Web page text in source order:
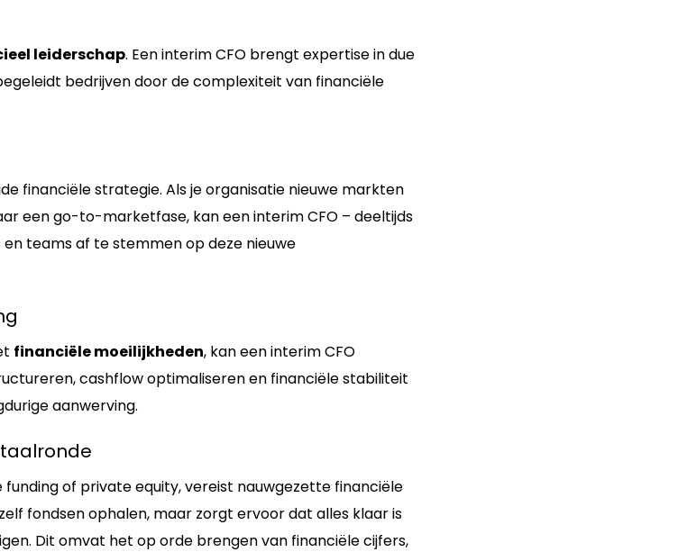
leiderschap. Een interim CFO brengt expertise in due
bedrijven door de complexiteit van financiële
financiële strategie. Als je organisatie nieuwe markten
een go-to-marketfase, kan een interim CFO – deeltijds
teams af te stemmen op deze nieuwe
financiële moeilijkheden, kan een interim CFO
cashflow optimaliseren en financiële stabiliteit
aanwerving.
funding of private equity, vereist nauwgezette financiële
fondsen ophalen, maar zorgt ervoor dat alles klaar is
Dit omvat het op orde brengen van financiële cijfers,